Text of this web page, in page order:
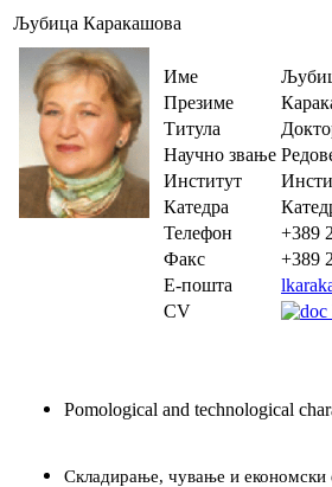
Љубица Каракашова
Име
Презиме
Титула
Научно звање
Институт
Катедра
Телефон
+389
Факс
+389
Е-пошта
CV
Pomological and technological
Складирање, чување и економски